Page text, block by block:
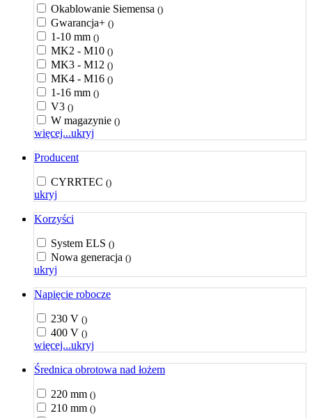
Okablowanie Siemensa ()
Gwarancja+ ()
1-10 mm ()
MK2 - M10 ()
MK3 - M12 ()
MK4 - M16 ()
1-16 mm ()
V3 ()
W magazynie ()
więcej...ukryj
Producent
CYRRTEC ()
ukryj
Korzyści
System ELS ()
Nowa generacja ()
ukryj
Napięcie robocze
230 V ()
400 V ()
więcej...ukryj
Średnica obrotowa nad łożem
220 mm ()
210 mm ()